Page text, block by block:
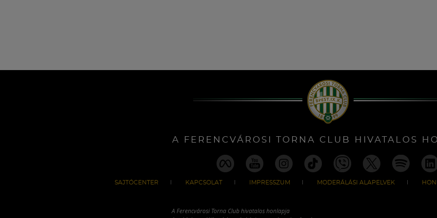
A FERENCVÁROSI TORNA CLUB HIVATALOS
SAJTÓCENTER KAPCSOLAT IMPRESSZUM MODERÁLÁSI ALAPELVEK
A Ferencvárosi Torna Club hivatalos honlapja